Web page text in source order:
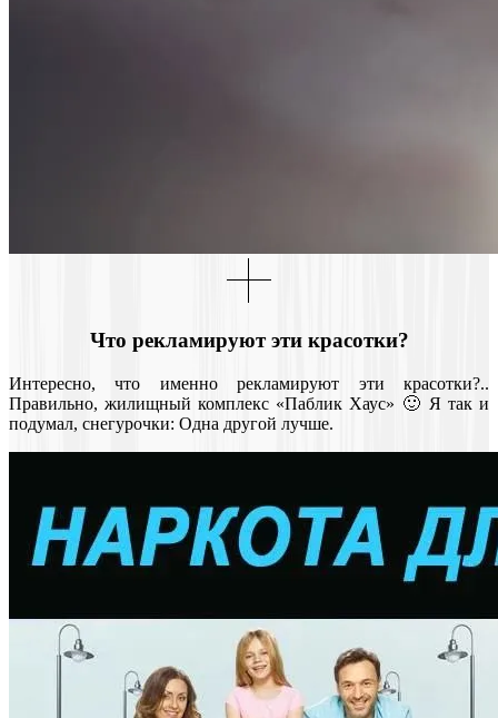
Что рекламируют эти красотки?
Интересно, что именно рекламируют эти красотки?..
Правильно, жилищный комплекс «Паблик Хаус» 🙂 Я так и
подумал, снегурочки: Одна другой лучше.